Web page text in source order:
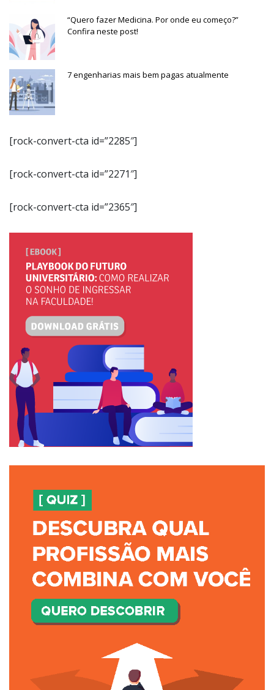
“Quero fazer Medicina. Por onde eu começo?”
Confira neste post!
7 engenharias mais bem pagas atualmente
[rock-convert-cta id=”2285″]
[rock-convert-cta id=”2271″]
[rock-convert-cta id=”2365″]